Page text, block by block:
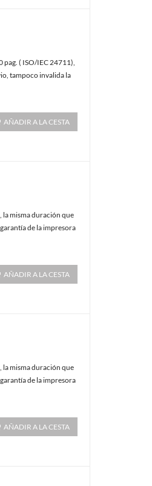
( ISO/IEC 24711),
tampoco invalida la
AÑADIR A LA CESTA
misma duración que
de la impresora
AÑADIR A LA CESTA
misma duración que
de la impresora
AÑADIR A LA CESTA